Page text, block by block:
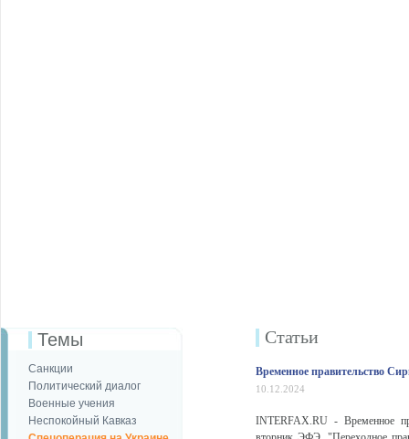
Темы
Санкции
Политический диалог
Военные учения
Неспокойный Кавказ
Статьи
Временное правительство
10.12.2024
INTERFAX.RU - Временное